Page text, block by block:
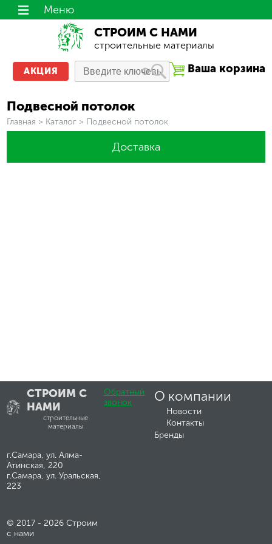
СТРОИМ С НАМИ
строительные материалы
Ваша корзина
АКЦИЯ
Меню
Подвесной потолок
Вы здесь
Главная > Каталог > Подвесной потолок
Доставка
СТРОИМ С
НАМИ
строительные
материалы
г.Самара, ул. Алма-
Атинская, 220
г.Самара, ул. Уральская,
223
© 2017 - 2026 Строим
с нами
Обратный
звонок
О компании
Новости
Контакты
Бренды